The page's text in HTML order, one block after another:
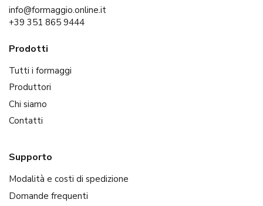
info@formaggio.online.it
+39 351 865 9444
Prodotti
Tutti i formaggi
Produttori
Chi siamo
Contatti
Supporto
Modalità e costi di spedizione
Domande frequenti